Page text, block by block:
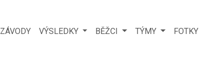
ZÁVODY VÝSLEDKY BĚŽCI TÝMY FOTKY